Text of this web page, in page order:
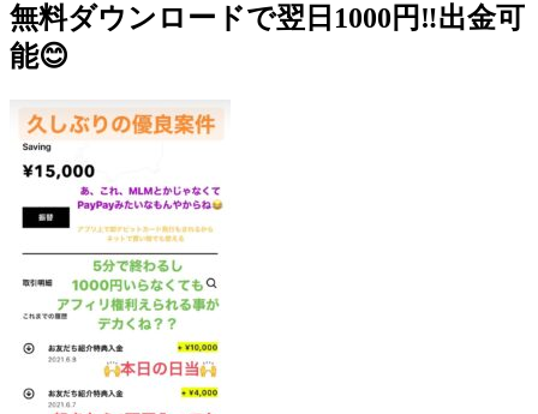
無料ダウンロードで翌日1000円‼️出金可
能😊